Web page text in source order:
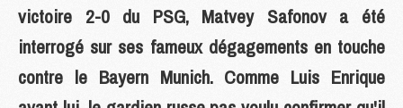
victoire 2-0 du PSG, Matvey Safonov a été
interrogé sur ses fameux dégagements en touche
contre le Bayern Munich. Comme Luis Enrique